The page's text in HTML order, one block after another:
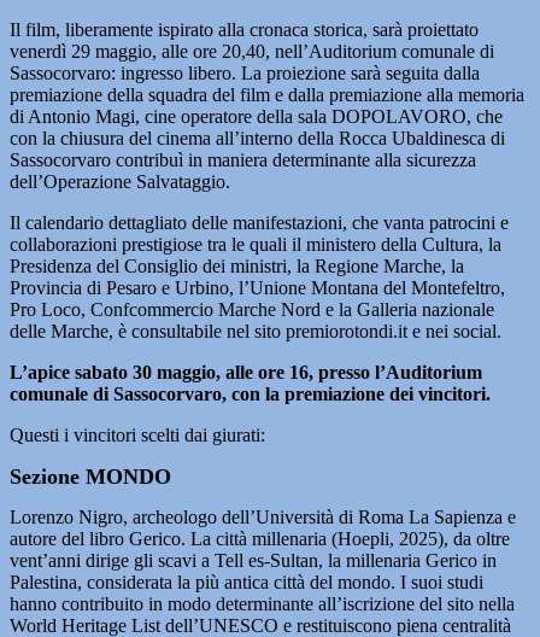
Il film, liberamente ispirato alla cronaca storica, sarà proiettato
venerdì 29 maggio, alle ore 20,40, nell’Auditorium comunale di
Sassocorvaro: ingresso libero. La proiezione sarà seguita dalla
premiazione della squadra del film e dalla premiazione alla memoria
di Antonio Magi, cine operatore della sala DOPOLAVORO, che
con la chiusura del cinema all’interno della Rocca Ubaldinesca di
Sassocorvaro contribuì in maniera determinante alla sicurezza
dell’Operazione Salvataggio.
Il calendario dettagliato delle manifestazioni, che vanta patrocini e
collaborazioni prestigiose tra le quali il ministero della Cultura, la
Presidenza del Consiglio dei ministri, la Regione Marche, la
Provincia di Pesaro e Urbino, l’Unione Montana del Montefeltro,
Pro Loco, Confcommercio Marche Nord e la Galleria nazionale
delle Marche, è consultabile nel sito premiorotondi.it e nei social.
L’apice sabato 30 maggio, alle ore 16, presso l’Auditorium
comunale di Sassocorvaro, con la premiazione dei vincitori.
Questi i vincitori scelti dai giurati:
Sezione MONDO
Lorenzo Nigro, archeologo dell’Università di Roma La Sapienza e
autore del libro Gerico. La città millenaria (Hoepli, 2025), da oltre
vent’anni dirige gli scavi a Tell es-Sultan, la millenaria Gerico in
Palestina, considerata la più antica città del mondo. I suoi studi
hanno contribuito in modo determinante all’iscrizione del sito nella
World Heritage List dell’UNESCO e restituiscono piena centralità